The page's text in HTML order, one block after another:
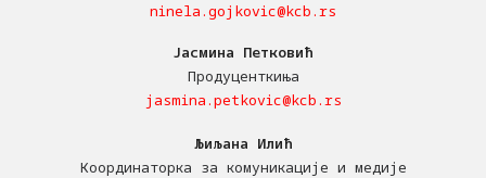
ninela.gojkovic@kcb.rs
Јасмина Петковић
Продуценткиња
jasmina.petkovic@kcb.rs
Љиљана Илић
Координаторка за комуникације и медије